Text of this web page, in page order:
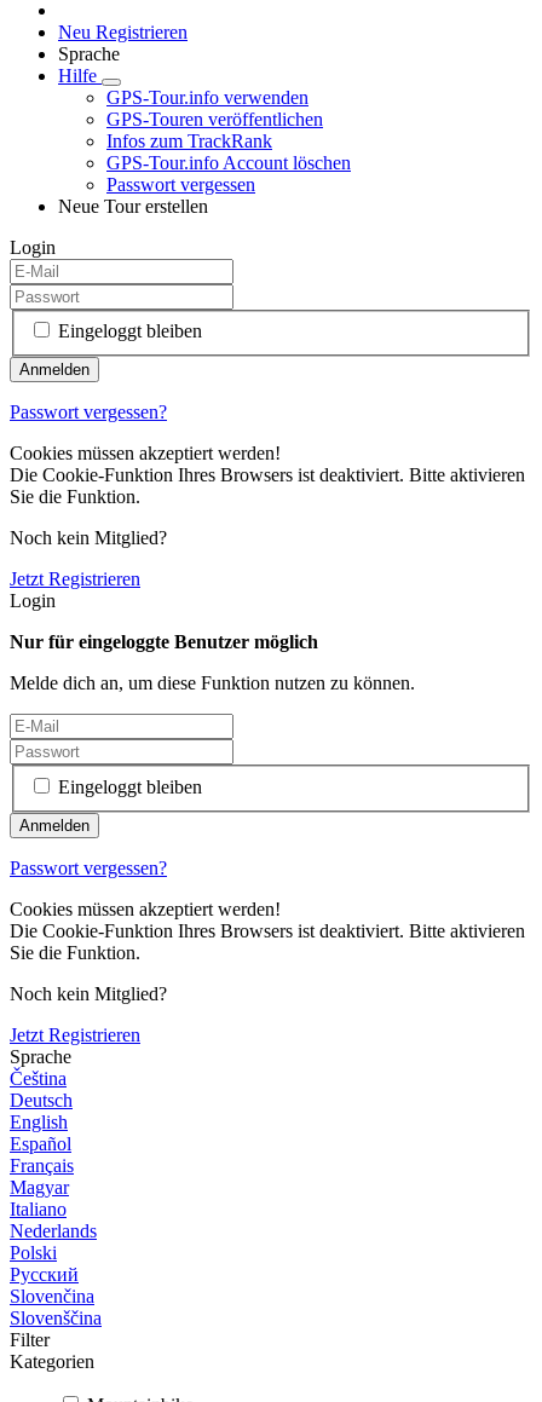
Neu Registrieren
Sprache
Hilfe
GPS-Tour.info verwenden
GPS-Touren veröffentlichen
Infos zum TrackRank
GPS-Tour.info Account löschen
Passwort vergessen
Neue Tour erstellen
Login
Eingeloggt bleiben
Passwort vergessen?
Cookies müssen akzeptiert werden!
Die Cookie-Funktion Ihres Browsers ist deaktiviert. Bitte aktivieren
Sie die Funktion.
Noch kein Mitglied?
Jetzt Registrieren
Login
Nur für eingeloggte Benutzer möglich
Melde dich an, um diese Funktion nutzen zu können.
Eingeloggt bleiben
Passwort vergessen?
Cookies müssen akzeptiert werden!
Die Cookie-Funktion Ihres Browsers ist deaktiviert. Bitte aktivieren
Sie die Funktion.
Noch kein Mitglied?
Jetzt Registrieren
Sprache
Čeština
Deutsch
English
Español
Français
Magyar
Italiano
Nederlands
Polski
Русский
Slovenčina
Slovenščina
Filter
Kategorien